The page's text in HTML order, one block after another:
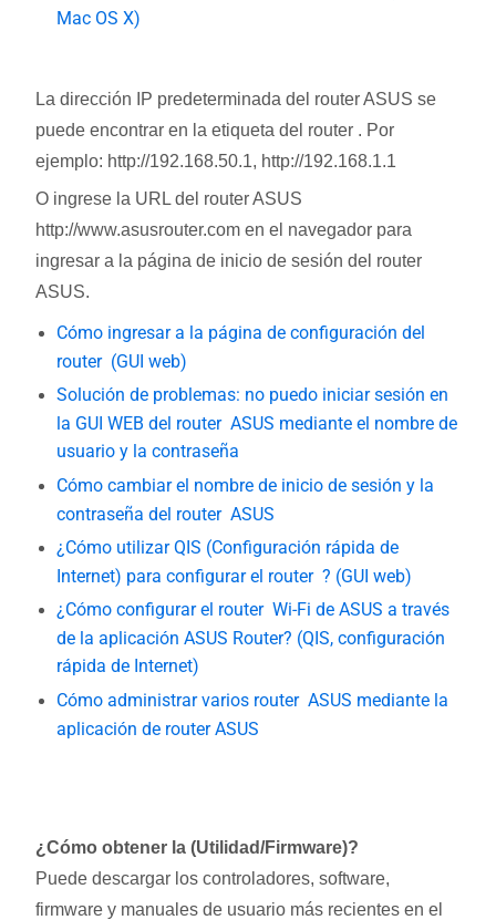
Mac OS X)
La dirección IP predeterminada del router ASUS se
puede encontrar en la etiqueta del router . Por
ejemplo: http://192.168.50.1, http://192.168.1.1
O ingrese la URL del router ASUS
http://www.asusrouter.com en el navegador para
ingresar a la página de inicio de sesión del router
ASUS.
Cómo ingresar a la página de configuración del
router (GUI web)
Solución de problemas: no puedo iniciar sesión en
la GUI WEB del router ASUS mediante el nombre de
usuario y la contraseña
Cómo cambiar el nombre de inicio de sesión y la
contraseña del router ASUS
¿Cómo utilizar QIS (Configuración rápida de
Internet) para configurar el router ? (GUI web)
¿Cómo configurar el router Wi-Fi de ASUS a través
de la aplicación ASUS Router? (QIS, configuración
rápida de Internet)
Cómo administrar varios router ASUS mediante la
aplicación de router ASUS
¿Cómo obtener la (Utilidad/Firmware)?
Puede descargar los controladores, software,
firmware y manuales de usuario más recientes en el